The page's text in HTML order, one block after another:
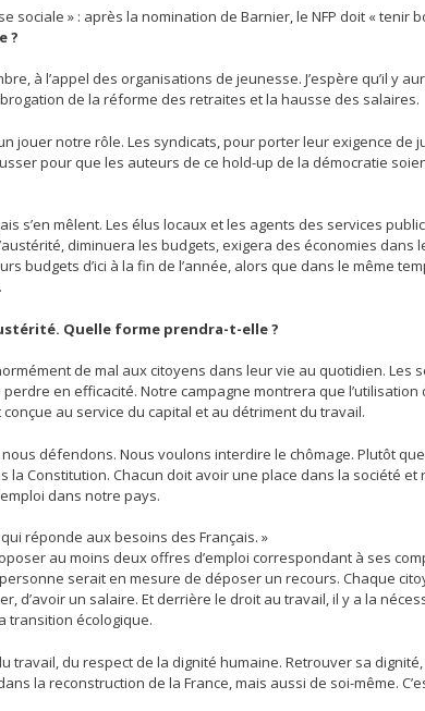
sociale » : après la nomination de Barnier, le NFP doit « tenir
?
à l’appel des organisations de jeunesse. J’espère qu’il y
de la réforme des retraites et la hausse des salaires.
jouer notre rôle. Les syndicats, pour porter leur exigence de
pour que les auteurs de ce hold-up de la démocratie
s’en mêlent. Les élus locaux et les agents des services
diminuera les budgets, exigera des économies dans
budgets d’ici à la fin de l’année, alors que dans le même
Quelle forme prendra-t-elle ?
de mal aux citoyens dans leur vie au quotidien. Les
en efficacité. Notre campagne montrera que
au service du capital et au détriment du travail.
défendons. Nous voulons interdire le chômage. Plutôt
Constitution. Chacun doit avoir une place dans la société et
dans notre pays.
réponde aux besoins des Français. »
au moins deux offres d’emploi correspondant à ses
serait en mesure de déposer un recours. Chaque
d’avoir un salaire. Et derrière le droit au travail, il y a la
transition écologique.
travail, du respect de la dignité humaine. Retrouver sa dignité,
la reconstruction de la France, mais aussi de soi-même.